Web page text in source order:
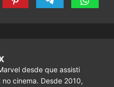
desde que assisti
no cinema. Desde 2010,